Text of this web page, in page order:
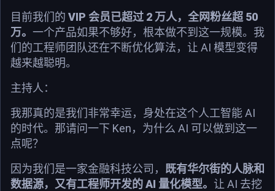
目前我们的 VIP 会员已超过 2 万人，全网粉丝超 50
万。 一个产品如果不够好，根本做不到这一规模。我
们的工程师团队还在不断优化算法，让 AI 模型变得
越来越聪明。
主持人：
我那真的是我们非常幸运，身处在这个人工智能 AI
的时代。那请问一下 Ken，为什么 AI 可以做到这一
点呢？
因为我们是一家金融科技公司， 既有华尔街的人脉和
数据源，又有工程师开发的 AI 量化模型。 让 AI 去挖